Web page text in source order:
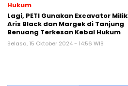
Hukum
Lagi, PETI Gunakan Excavator Milik
Aris Black dan Margek di Tanjung
Benuang Terkesan Kebal Hukum
Selasa, 15 Oktober 2024 - 14:56 WIB